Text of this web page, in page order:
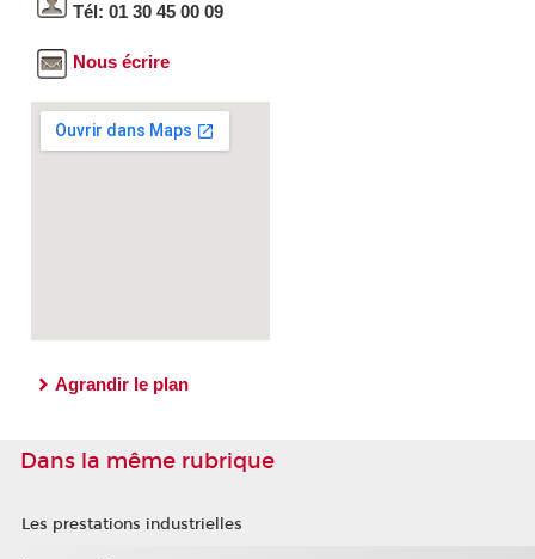
Tél: 01 30 45 00 09
Nous écrire
Agrandir le plan
Dans la même rubrique
Les prestations industrielles